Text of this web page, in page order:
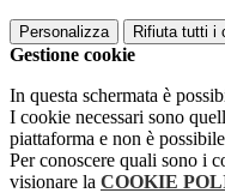
Personalizza Rifiuta tutti i
Gestione cookie
In questa schermata è
I cookie necessari sono
piattaforma e non è
Per conoscere quali sono i
visionare la COOKIE